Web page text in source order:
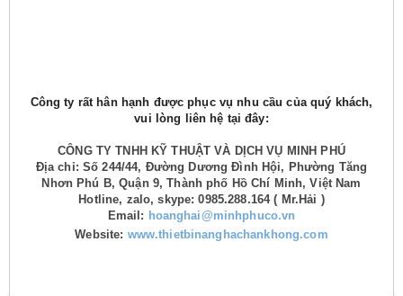
Công ty rất hân hạnh được phục vụ nhu cầu của quý khách,
vui lòng liên hệ tại đây:
CÔNG TY TNHH KỸ THUẬT VÀ DỊCH VỤ MINH PHÚ
Địa chỉ: Số 244/44, Đường Dương Đình Hội, Phường Tăng
Nhơn Phú B, Quận 9, Thành phố Hồ Chí Minh, Việt Nam
Hotline, zalo, skype: 0985.288.164 ( Mr.Hải )
Email: hoanghai@minhphuco.vn
Website: www.thietbinanghachankhong.com